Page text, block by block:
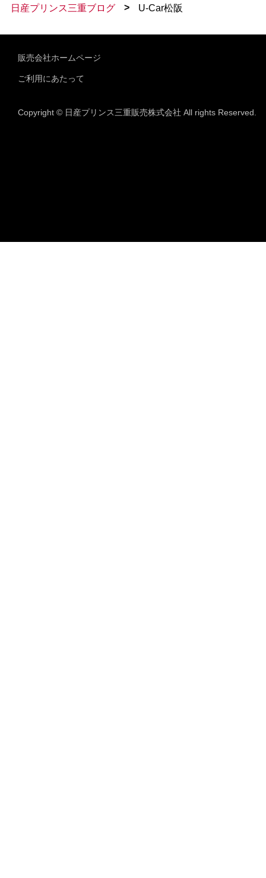
日産プリンス三重ブログ > U-Car松阪
販売会社ホームページ
ご利用にあたって
Copyright © 日産プリンス三重販売株式会社 All rights Reserved.